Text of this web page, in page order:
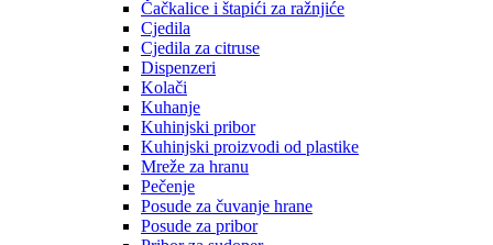
Čačkalice i štapići za ražnjiće
Cjedila
Cjedila za citruse
Dispenzeri
Kolači
Kuhanje
Kuhinjski pribor
Kuhinjski proizvodi od plastike
Mreže za hranu
Pečenje
Posude za čuvanje hrane
Posude za pribor